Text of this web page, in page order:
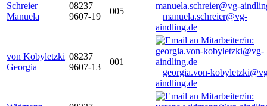
Schreier
Manuela
08237
9607-19
005
manuela.schreier@vg-
aindling.de
von Kobyletzki
Georgia
08237
9607-13
001
georgia.von-
aindling.de